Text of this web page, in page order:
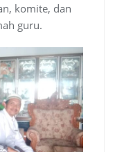
komite, dan
guru.